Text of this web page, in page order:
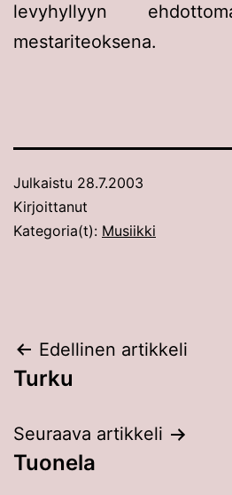
levyhyllyyn
mestariteoksena.
Julkaistu 28.7.2003
Kirjoittanut
Kategoria(t): Musiikki
Artikkelien
selaus
Edellinen artikkeli
Turku
Seuraava artikkeli
Tuonela